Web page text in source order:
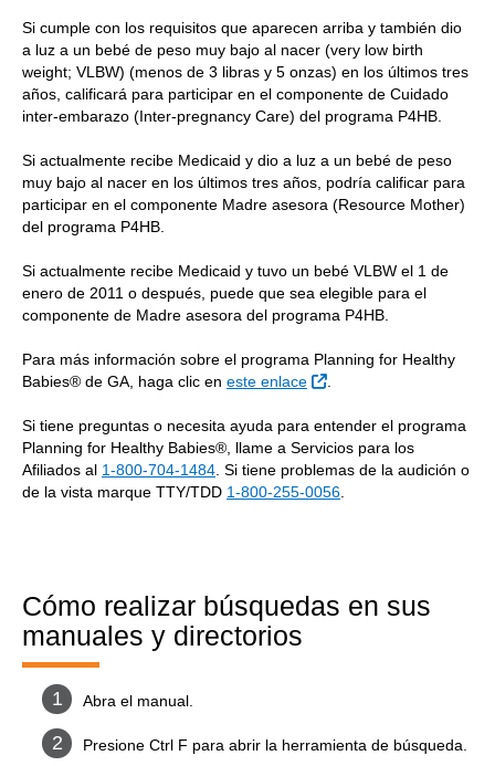
Si cumple con los requisitos que aparecen arriba y también dio
a luz a un bebé de peso muy bajo al nacer (very low birth
weight; VLBW) (menos de 3 libras y 5 onzas) en los últimos tres
años, calificará para participar en el componente de Cuidado
inter-embarazo (Inter-pregnancy Care) del programa P4HB.
Si actualmente recibe Medicaid y dio a luz a un bebé de peso
muy bajo al nacer en los últimos tres años, podría calificar para
participar en el componente Madre asesora (Resource Mother)
del programa P4HB.
Si actualmente recibe Medicaid y tuvo un bebé VLBW el 1 de
enero de 2011 o después, puede que sea elegible para el
componente de Madre asesora del programa P4HB.
Para más información sobre el programa Planning for Healthy
Babies® de GA, haga clic en este enlace Sitio Externo
Si tiene preguntas o necesita ayuda para entender el programa
Planning for Healthy Babies®, llame a Servicios para los
Afiliados al 1-800-704-1484 . Si tiene problemas de la audición o
de la vista marque TTY/TDD 1-800-255-0056
Cómo realizar búsquedas en sus
manuales y directorios
Abra el manual.
Presione Ctrl F para abrir la herramienta de búsqueda.